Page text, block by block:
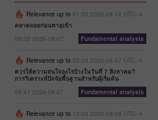
Relevance up to 01:00 2026-08-12 UTC--4
ตลาดถอยก่อนพายุเข้า
08:02 2026-08-07
Fundamental analysis
Relevance up to 23:00 2026-08-07 UTC--4
ควรให้ความสนใจอะไรบ้างในวันที่ 7 สิงหาคม?
การวิเคราะห์ปัจจัยพื้นฐานสำหรับผู้เริ่มต้น
05:47 2026-08-07
Fundamental analysis
Relevance up to 13:00 2026-08-08 UTC--4